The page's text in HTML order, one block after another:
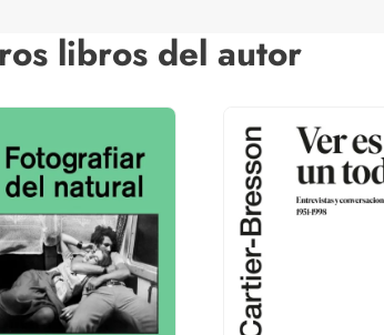
libros del autor